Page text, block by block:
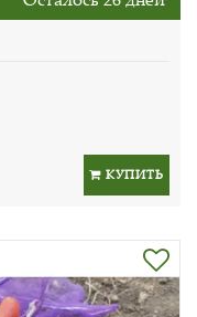
КУПИТЬ